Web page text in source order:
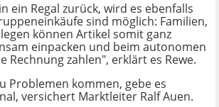
ein Regal zurück, wird es ebenfalls
sind möglich: Familien,
können Artikel somit ganz
einpacken und beim autonomen
Rechnung zahlen", erklärt es Rewe.
Problemen kommen, gebe es
versichert Marktleiter Ralf Auen.